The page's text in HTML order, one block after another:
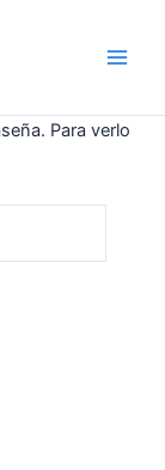
Para verlo